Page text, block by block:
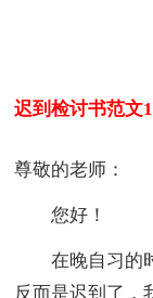
迟到检讨书范文
尊敬的老师：
您好！
在晚自习的时
反而是迟到了，